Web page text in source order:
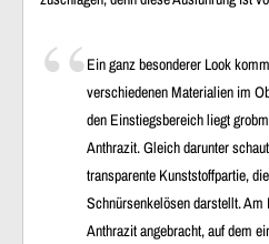
Ein ganz besonderer Look
verschiedenen Materialien im
den Einstiegsbereich liegt
Anthrazit. Gleich darunter
transparente Kunststoffpartie,
Schnürsenkelösen darstellt. Am
Anthrazit angebracht, auf dem